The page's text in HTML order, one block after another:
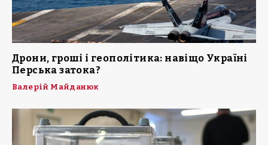
Дрони, гроші і геополітика: навіщо Україні
Перська затока?
Валерій Майданюк